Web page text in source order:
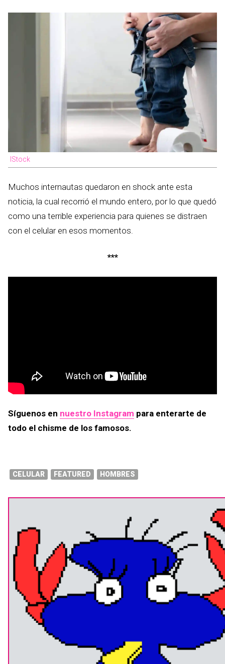
IStock
Muchos internautas quedaron en shock ante esta
noticia, la cual recorrió el mundo entero, por lo que quedó
como una terrible experiencia para quienes se distraen
con el celular en esos momentos.
***
Síguenos en nuestro Instagram para enterarte de
todo el chisme de los famosos.
CELULAR FEATURED HOMBRES